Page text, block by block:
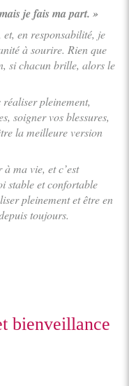
je fais ma part. »
et, en responsabilité, je
à sourire. Rien que
si chacun brille, alors le
pleinement,
soigner vos blessures,
la meilleure version
ma vie, et c’est
stable et confortable
pleinement et être en
toujours.
bienveillance